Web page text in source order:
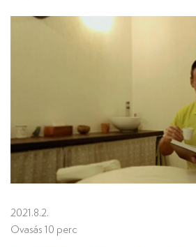
2021.8.2.
Ovasás 10 perc